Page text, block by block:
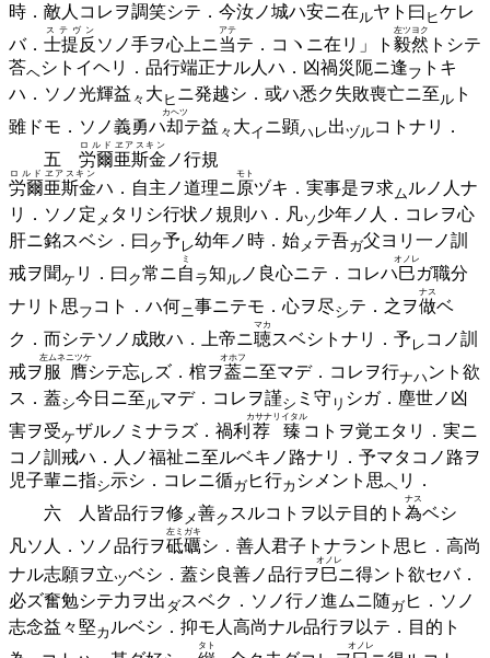
時．敵人コレヲ調笑シテ．今汝ノ城ハ安ニ在ルヤト 曰 ヒケレ
バ． 士提反
ステヴン
ソノ手ヲ心上ニ当
アテ
テ．コヽニ在リ」ト 毅然
左ツヨク
トシテ
荅ヘシトイヘリ．品行端正ナル人ハ．凶禍災阨ニ逢フ トキ
ハ．ソノ光輝益 々 大 ヒ ニ発越シ．或ハ悉ク失敗喪亡ニ至ル ト
雖ドモ．ソノ義勇ハ却
カヘツ
テ益 々 大イ ニ顕ハレ出ヅルコトナリ．
五 労爾
ロルド
亜斯金
ヱアスキン
ノ行規
労爾
ロルド
亜斯金
ヱアスキン
ハ．自主ノ道理ニ原
モト
ヅキ．実事是ヲ求ム ルノ人ナ
リ．ソノ 定 メ タリシ行状ノ規則ハ． 凡ソ 少年ノ人．コレヲ心
肝ニ銘スベシ． 曰ク予レ幼年ノ時． 始メ テ吾ガ父ヨリ一ノ訓
戒ヲ聞ケ リ． 曰ク常ニ自
ミ
ラ知ル ノ良心ニテ．コレハ巳
オノレ
ガ職分
ナリト 思フ コト．ハ何ニ事ニテモ．心ヲ尽シテ．之ヲ做
ナス
ベ
ク．而シテソノ成敗ハ．上帝ニ聴
マカ
スベシトナリ． 予レ コノ訓
戒ヲ 服膺
左ムネニツケ
シテ忘 レ ズ．棺ヲ葢
オホフ
ニ至マデ．コレヲ行ナハ ント欲
ス． 蓋シ今日ニ至ルマデ．コレヲ謹シ ミ 守 リ シガ．塵世ノ凶
害ヲ受ケザルノミナラズ．禍利 荐臻
カサナリイタル
コトヲ覚エタリ．実ニ
コノ訓戒ハ．人ノ福祉ニ至ルベキノ路ナリ．予マタコノ路ヲ
児子輩ニ指シ示シ．コレニ循ガヒ行カ シメント 思ヘ リ．
六 人皆品行ヲ修 メ善ク スルコトヲ以テ目的ト 為
ナス
ベシ
凡ソ人．ソノ品行ヲ砥礪
左ミガキ
シ．善人君子トナラント思ヒ．高尚
ナル志願ヲ立ツベシ．蓋シ良善ノ品行ヲ 巳
オノレ
ニ得ント欲セバ．
必ズ奮勉シテ力ヲ出 ダスベク．ソノ行ノ進ムニ随ガヒ．ソノ
志念益々堅カ ルベシ．抑モ人高尚ナル品行ヲ以テ．目的ト
タト オノレ